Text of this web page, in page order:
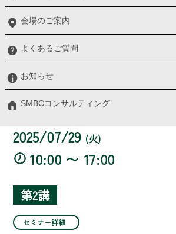
会場のご案内
よくあるご質問
お知らせ
SMBCコンサルティング
第1講
新任取締役・執行役員セミナ
向上のためのサステナビリテ
2025/07/29 (火)
10:00 〜 17:00
第2講
セミナー詳細